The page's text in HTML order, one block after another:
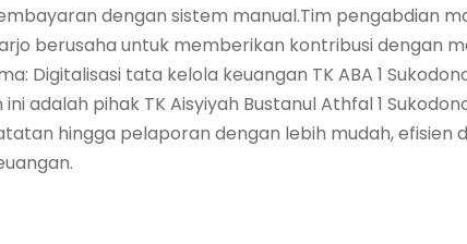
dengan sistem manual.Tim pengabdian
berusaha untuk memberikan kontribusi dengan
Digitalisasi tata kelola keuangan TK ABA 1
adalah pihak TK Aisyiyah Bustanul Athfal 1
hingga pelaporan dengan lebih mudah, efisien